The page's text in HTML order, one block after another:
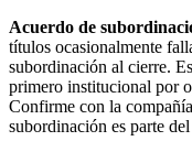
Acuerdo de
títulos ocasionalmente
subordinación al cierre.
primero institucional por
Confirme con la
subordinación es parte